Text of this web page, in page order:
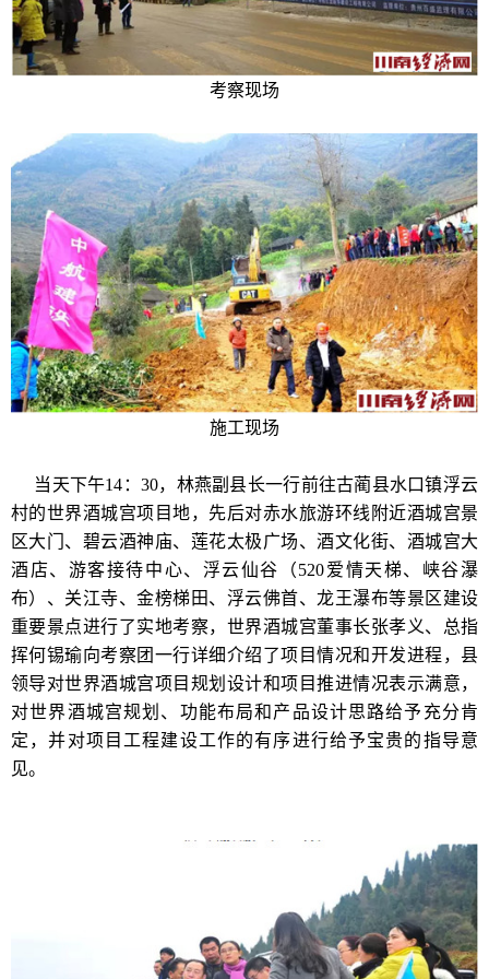
考察现场
施工现场
当天下午14：30，林燕副县长一行前往古蔺县水口镇浮云
村的世界酒城宫项目地，先后对赤水旅游环线附近酒城宫景
区大门、碧云酒神庙、莲花太极广场、酒文化街、酒城宫大
酒店、游客接待中心、浮云仙谷（520爱情天梯、峡谷瀑
布）、关江寺、金榜梯田、浮云佛首、龙王瀑布等景区建设
重要景点进行了实地考察，世界酒城宫董事长张孝义、总指
挥何锡瑜向考察团一行详细介绍了项目情况和开发进程，县
领导对世界酒城宫项目规划设计和项目推进情况表示满意，
对世界酒城宫规划、功能布局和产品设计思路给予充分肯
定，并对项目工程建设工作的有序进行给予宝贵的指导意
见。